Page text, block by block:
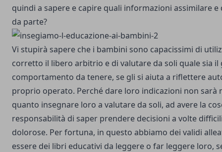
quindi a sapere e capire quali informazioni assimilare
da parte?
Vi stupirà sapere che i bambini sono capacissimi di
corretto il libero arbitrio e di valutare da soli quale sia il
comportamento da tenere, se gli si aiuta a riflettere
proprio operato. Perché dare loro indicazioni non sarà
quanto insegnare loro a valutare da soli, ad avere la
responsabilità di saper prendere decisioni a volte
dolorose. Per fortuna, in questo abbiamo dei validi
essere dei libri educativi da leggere o far leggere loro,